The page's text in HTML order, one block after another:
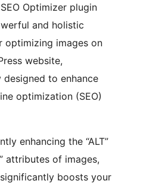
Optimizer plugin
and holistic
optimizing images on
website,
designed to enhance
optimization (SEO)
enhancing the “ALT”
attributes of images,
boosts your